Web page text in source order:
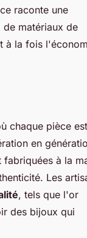
raconte une
de matériaux de
à la fois
chaque pièce
en
à la
Les
, tels que l'or
des bijoux qui